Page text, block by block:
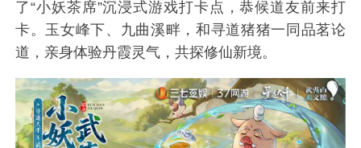
了“小妖茶席”沉浸式游戏打卡点，恭候道友前来打
卡。玉女峰下、九曲溪畔，和寻道猪猪一同品茗论
道，亲身体验丹霞灵气，共探修仙新境。